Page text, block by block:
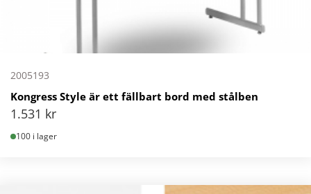
2005193
Kongress Style är ett fällbart bord med stålben
1.531 kr
100 i lager